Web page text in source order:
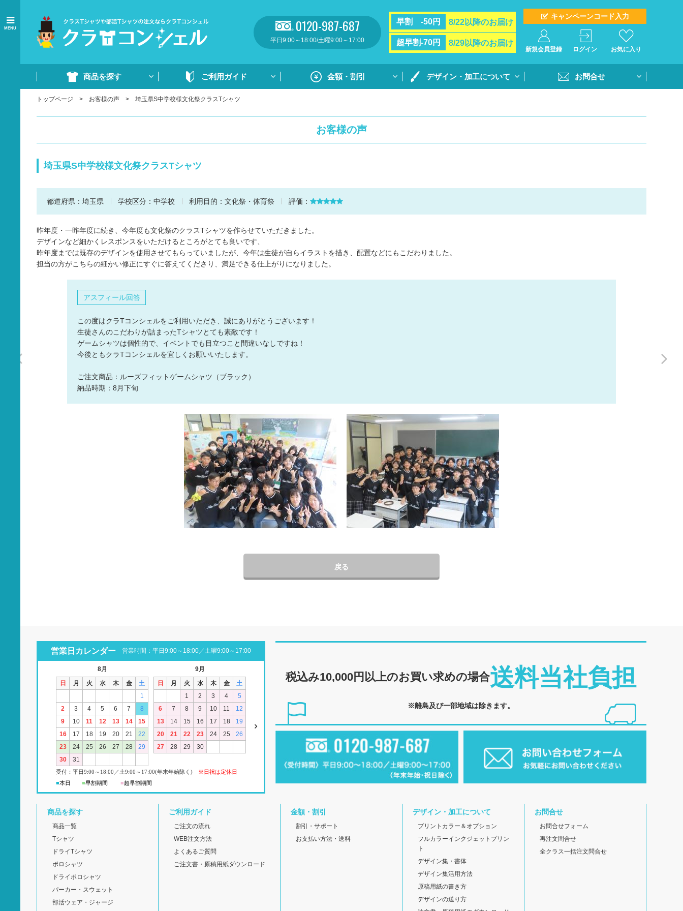
0120-987-687
平日9:00～18:00/土曜9:00～17:00
早割 -50円 8/22以降のお届け
超早割-70円 8/29以降のお届け
キャンペーンコード入力
新規会員登録 ログイン お気に入り
商品を探す
ドライポロシャツ
スウェット・パンツ
部活ウェア・ジャージ
タオル
バッグ
グッズ
ご利用ガイド
ード
金額・割引
お支払い方法・送料
デザイン・加工について お問合せ
トップページ お客様の声 埼玉県S中学校様文化祭クラスTシャツ
お客様の声
埼玉県S中学校様文化祭クラスTシャツ
都道府県： 埼玉県 学校区分： 中学校 利用目的： 文化祭・体育祭 評価：
昨年度・一昨年度に続き、今年度も文化祭のクラスTシャツを作らせていただきました。
デザインなど細かくレスポンスをいただけるところがとても良いです、
昨年度までは既存のデザインを使用させてもらっていましたが、今年は生徒が自らイラストを描き、配置などにもこだわりました。
担当の方がこちらの細かい修正にすぐに答えてくださり、満足できる仕上がりになりました。
アスフィール回答
この度はクラTコンシェルをご利用いただき、誠にありがとうございます！
生徒さんのこだわりが詰まったTシャツとても素敵です！
ゲームシャツは個性的で、イベントでも目立つこと間違いなしですね！
今後ともクラTコンシェルを宜しくお願いいたします。
ご注文商品：ルーズフィットゲームシャツ（ブラック）
納品時期：8月下旬
戻る
営業日カレンダー 営業時間：平日9:00～18:00／土曜9:00～17:00
8月
日
月 火 水 木 金
土
1
2
3 4 5 6 7
8
9
10 11 12 13 14
15
16
17 18 19 20 21
22
23
24 25 26 27 28
29
30
31
9月
日
月 火 水 木 金
土
1
2 3 4
5
6
7 8 9 10 11
12
13
14 15 16 17 18
19
20
21 22 23 24 25
26
27
28 29 30
受付：平日9:00 ～18:00 ／ 土9:00 ～ 17:00(年末年始除く) ※日祝は定休日
■本日 ■早割期間 ■超早割期間
税込み10,000円以上のお買い求めの場合送料当社負担
※離島及び一部地域は除きます。
商品を探す
商品一覧
Tシャツ
ドライTシャツ
ポロシャツ
ドライポロシャツ
パーカー・スウェット
部活ウェア・ジャージ
ご利用ガイド
ご注文の流れ
WEB注文方法
よくあるご質問
ご注文書・原稿用紙ダウンロード
金額・割引
割引・サポート
お支払い方法・送料
デザイン・加工について
プリントカラー＆オプション
フルカラーインクジェットプリン
ト
デザイン集・書体
デザイン集活用方法
原稿用紙の書き方
デザインの送り方
お問合せ
お問合せフォーム
再注文問合せ
全クラス一括注文問合せ
MENU